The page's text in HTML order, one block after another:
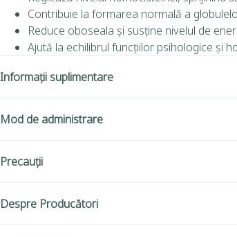
Contribuie la formarea normală a
Reduce oboseala și susține nivelul de
Ajută la echilibrul funcțiilor psihologice și
Informații suplimentare
Mod de administrare
Precauții
Despre Producători